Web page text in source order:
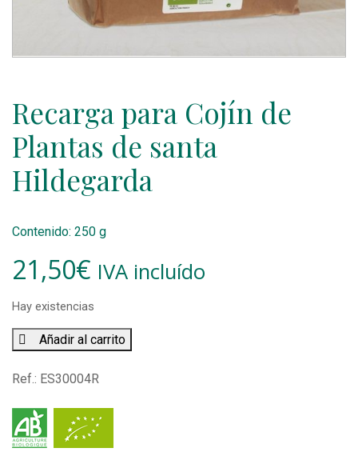
Recarga para Cojín de
Plantas de santa
Hildegarda
Contenido: 250 g
21,50€ IVA incluído
Hay existencias
Recarga
para
Cojín
Plantas
de
santa
Añadir al carrito
Ref.: ES30004R